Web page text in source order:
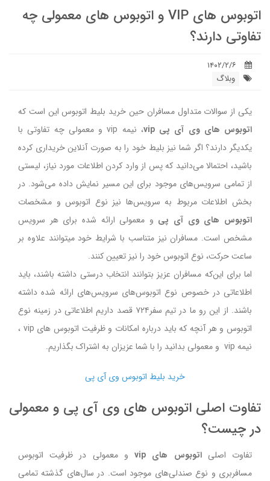
اتوبوس های VIP و اتوبوس های معمولی چه
تفاوتی دارند؟
۱۴۰۲/۲/۶
وبلاگ
یکی از سوالات متداول مسافران حین خرید بلیط اتوبوس این است که
اتوبوس های وی آی پی vip
، نیمه vip و معمولی چه تفاوتی با
یکدیگر دارند؟ اگر شما نیز بلیط خود را به صورت آنلاین خریداری کرده
باشید، احتمالا می‌دانید که پس از وارد کردن اطلاعات مورد نیاز، لیستی
از تمامی سرویس‌های موجود برای این مسیر نمایش داده می‌شود. در
بخش اطلاعات مربوط به سرویس‌ها نیز نوع اتوبوس و مشخصات
اتوبوس های وی آی پی و معمولی ارائه شده برای هر سرویس
مشخص است. مسافران نیز متناسب با شرایط خود میتوانند علاوه بر
ساعت حرکت، نوع اتوبوس خود را نیز تعیین کنند.
اما برای این‌که مسافران عزیز بتوانند انتخاب درستی داشته باشند، باید
اطلاعاتی در خصوص نوع اتوبوس‌های سرویس‌های ارائه شده داشته
باشند. از این ‌رو ما در تیم سفر۷۲۴ قصد داریم اطلاعاتی در زمینه نوع
اتوبوس و هر آنچه که باید درباره امکانات و ظرفیت اتوبوس های vip ،
نیمه vip و معمولی بدانید را با شما عزیزان به اشتراک بگذاریم.
خرید بلیط اتوبوس وی آی پی
تفاوت اصلی اتوبوس های وی آی پی و معمولی
در چیست؟
تفاوت اصلیاتوبوس های vip
و معمولی در ظرفیت اتوبوس
مسافربری و نوع صندلی‌های موجود است. در سال‌های گذشته تمامی